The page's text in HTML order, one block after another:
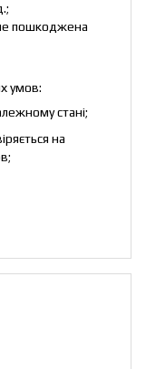
пошкоджена
умов:
стані;
на